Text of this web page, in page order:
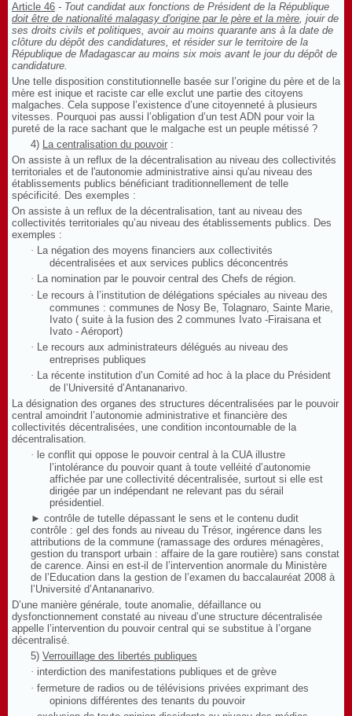
Article 46 - Tout candidat aux fonctions de Président de la République
doit être de nationalité malagasy d'origine par le père et la mère, jouir de
ses droits civils et politiques, avoir au moins quarante ans à la date de
clôture du dépôt des candidatures, et résider sur le territoire de la
République de Madagascar au moins six mois avant le jour du dépôt de
candidature.
Une telle disposition constitutionnelle basée sur l’origine du père et de la
mère est inique et raciste car elle exclut une partie des citoyens
malgaches. Cela suppose l’existence d’une citoyenneté à plusieurs
vitesses. Pourquoi pas aussi l’obligation d’un test ADN pour voir la
pureté de la race sachant que le malgache est un peuple métissé ?
4) La centralisation du pouvoir :
On assiste à un reflux de la décentralisation au niveau des collectivités
territoriales et de l'autonomie administrative ainsi qu'au niveau des
établissements publics bénéficiant traditionnellement de telle
spécificité. Des exemples :
On assiste à un reflux de la décentralisation, tant au niveau des
collectivités territoriales qu’au niveau des établissements publics. Des
exemples :
· La négation des moyens financiers aux collectivités
décentralisées et aux services publics déconcentrés
· La nomination par le pouvoir central des Chefs de région.
· Le recours à l’institution de délégations spéciales au niveau des
communes : communes de Nosy Be, Tolagnaro, Sainte Marie,
Ivato ( suite à la fusion des 2 communes Ivato -Firaisana et
Ivato - Aéroport)
· Le recours aux administrateurs délégués au niveau des
entreprises publiques
· La récente institution d’un Comité ad hoc à la place du Président
de l’Université d’Antananarivo.
La désignation des organes des structures décentralisées par le pouvoir
central amoindrit l’autonomie administrative et financière des
collectivités décentralisées, une condition incontournable de la
décentralisation.
· le conflit qui oppose le pouvoir central à la CUA illustre
l’intolérance du pouvoir quant à toute velléité d’autonomie
affichée par une collectivité décentralisée, surtout si elle est
dirigée par un indépendant ne relevant pas du sérail
présidentiel.
► contrôle de tutelle dépassant le sens et le contenu dudit
contrôle : gel des fonds au niveau du Trésor, ingérence dans les
attributions de la commune (ramassage des ordures ménagères,
gestion du transport urbain : affaire de la gare routière) sans constat
de carence. Ainsi en est-il de l’intervention anormale du Ministère
de l’Education dans la gestion de l’examen du baccalauréat 2008 à
l’Université d’Antananarivo.
D’une manière générale, toute anomalie, défaillance ou
dysfonctionnement constaté au niveau d’une structure décentralisée
appelle l’intervention du pouvoir central qui se substitue à l’organe
décentralisé.
5) Verrouillage des libertés publiques
· interdiction des manifestations publiques et de grève
· fermeture de radios ou de télévisions privées exprimant des
opinions différentes des tenants du pouvoir